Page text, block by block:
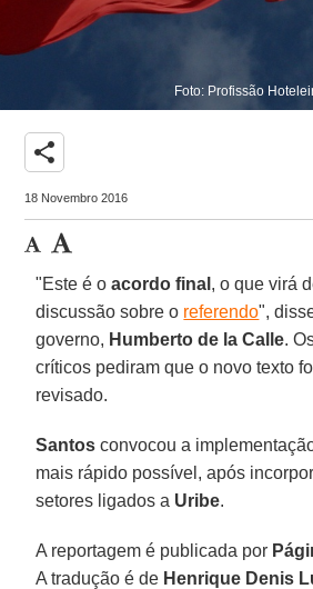
Foto: Profissão
share
18 Novembro 2016
"Este é oacordo final , o que virá
discussão sobre o referendo",
governo, Humberto de la Calle.
críticos pediram que o novo texto
revisado.
Santos convocou a
mais rápido possível, após
setores ligados a Uribe.
A reportagem é publicada por
A tradução é de Henrique Denis